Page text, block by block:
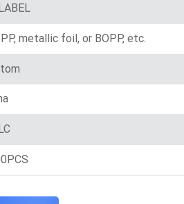
PP, metallic foil, or BOPP, etc.